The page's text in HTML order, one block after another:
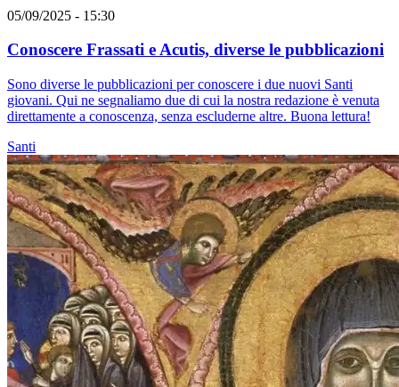
05/09/2025 - 15:30
Conoscere Frassati e Acutis, diverse le pubblicazioni
Sono diverse le pubblicazioni per conoscere i due nuovi Santi
giovani. Qui ne segnaliamo due di cui la nostra redazione è venuta
direttamente a conoscenza, senza escluderne altre. Buona lettura!
Santi